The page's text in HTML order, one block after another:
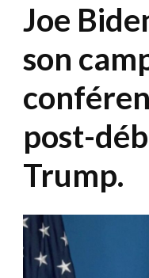
Joe
son
post-
Trump.